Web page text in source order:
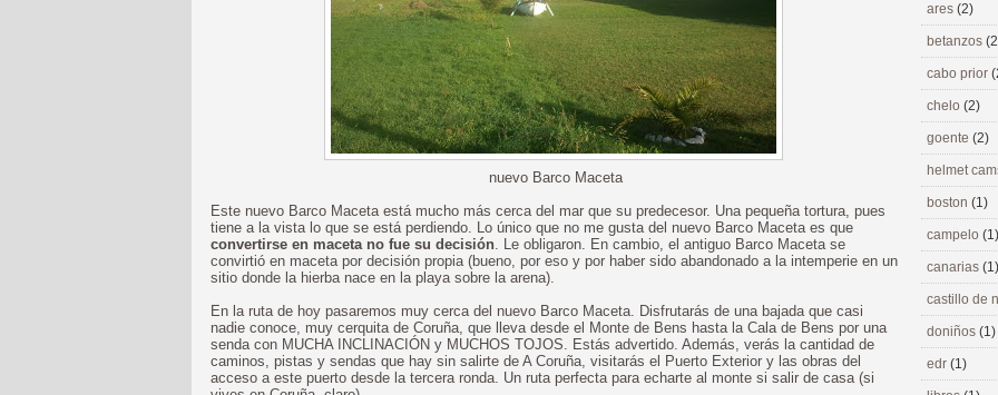
nuevo Barco Maceta
Este nuevo Barco Maceta está mucho más cerca del mar que su predecesor. Una pequeña tortura, pues
tiene a la vista lo que se está perdiendo. Lo único que no me gusta del nuevo Barco Maceta es que
convertirse en maceta no fue su decisión. Le obligaron. En cambio, el antiguo Barco Maceta se
convirtió en maceta por decisión propia (bueno, por eso y por haber sido abandonado a la intemperie en un
sitio donde la hierba nace en la playa sobre la arena).
En la ruta de hoy pasaremos muy cerca del nuevo Barco Maceta. Disfrutarás de una bajada que casi
nadie conoce, muy cerquita de Coruña, que lleva desde el Monte de Bens hasta la Cala de Bens por una
senda con MUCHA INCLINACIÓN y MUCHOS TOJOS. Estás advertido. Además, verás la cantidad de
caminos, pistas y sendas que hay sin salirte de A Coruña, visitarás el Puerto Exterior y las obras del
acceso a este puerto desde la tercera ronda. Un ruta perfecta para echarte al monte si salir de casa (si
ares (2)
betanzos
cabo prior
chelo (2)
goente (2)
helmet
boston (1)
campelo (1)
canarias (1)
castillo de
doniños (1)
edr (1)